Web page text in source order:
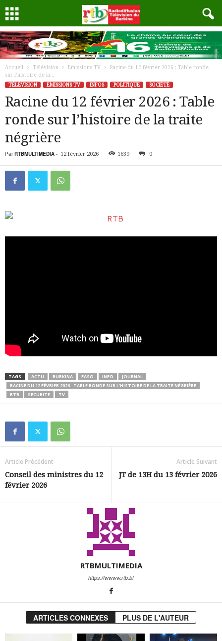
Accueil Télévision Emissions TV
Racine du 12 février 2026 : Table ronde
sur l’histoire de la...
TÉLÉVISION
EMISSIONS TV INFOS POLITIQUE SOCIÉTÉ
Racine du 12 février 2026 : Table
ronde sur l’histoire de la traite
négrière
Par RTBMULTIMEDIA - 12 février 2026 1639 0
TAGS ACTU BURKINA FASO INFO
JOURNAL
RACINE DU 12 FÉVRIER 2026 : TABLE RONDE SUR L’HISTOIRE DE LA TRAITE NÉGRIÈRE
RTB
SECURITE TV
Article Précédent
Conseil des ministres du 12
février 2026
Article Suivant
JT de 13H du 13 février 2026
RTBMULTIMEDIA
https://wwww.rtb.bf
ARTICLES CONNEXES PLUS DE L'AUTEUR